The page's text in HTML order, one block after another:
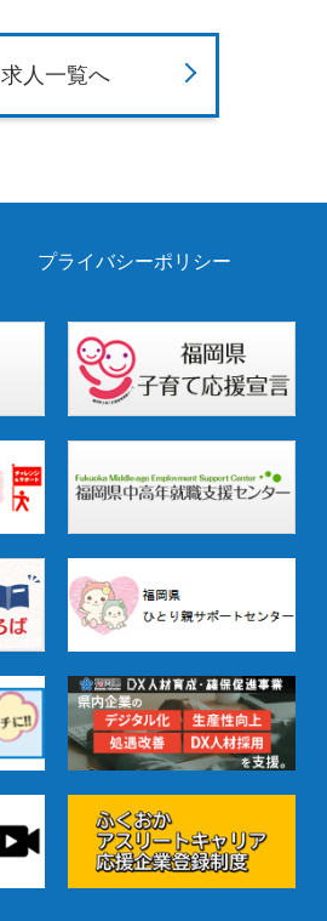
求人一覧へ
プライバシーポリシー